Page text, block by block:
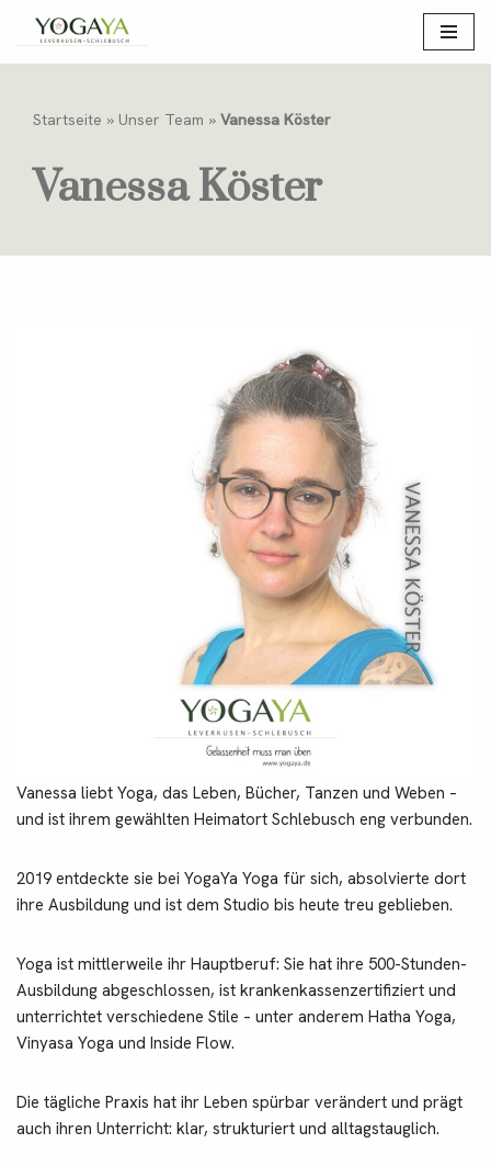
Zum
springen
Startseite » Unser Team » Vanessa Köster
Vanessa Köster
Vanessa liebt Yoga, das Leben, Bücher, Tanzen und Weben –
und ist ihrem gewählten Heimatort Schlebusch eng verbunden.
2019 entdeckte sie bei YogaYa Yoga für sich, absolvierte dort
ihre Ausbildung und ist dem Studio bis heute treu geblieben.
Yoga ist mittlerweile ihr Hauptberuf: Sie hat ihre 500-Stunden-
Ausbildung abgeschlossen, ist krankenkassenzertifiziert und
unterrichtet verschiedene Stile – unter anderem Hatha Yoga,
Vinyasa Yoga und Inside Flow.
Die tägliche Praxis hat ihr Leben spürbar verändert und prägt
auch ihren Unterricht: klar, strukturiert und alltagstauglich.